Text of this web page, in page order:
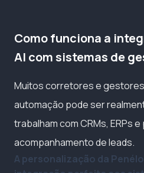
Como funciona a
AI com sistemas de
Muitos corretores e
automação pode ser
trabalham com CRMs, ERPs
acompanhamento de leads.
A personalização da